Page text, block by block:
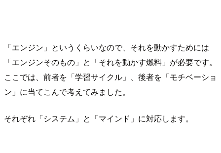
「エンジン」というくらいなので、それを動かすためには
「エンジンそのもの」と「それを動かす燃料」が必要です。
ここでは、前者を「学習サイクル」、後者を「モチベーショ
ン」に当てこんで考えてみました。
それぞれ「システム」と「マインド」に対応します。